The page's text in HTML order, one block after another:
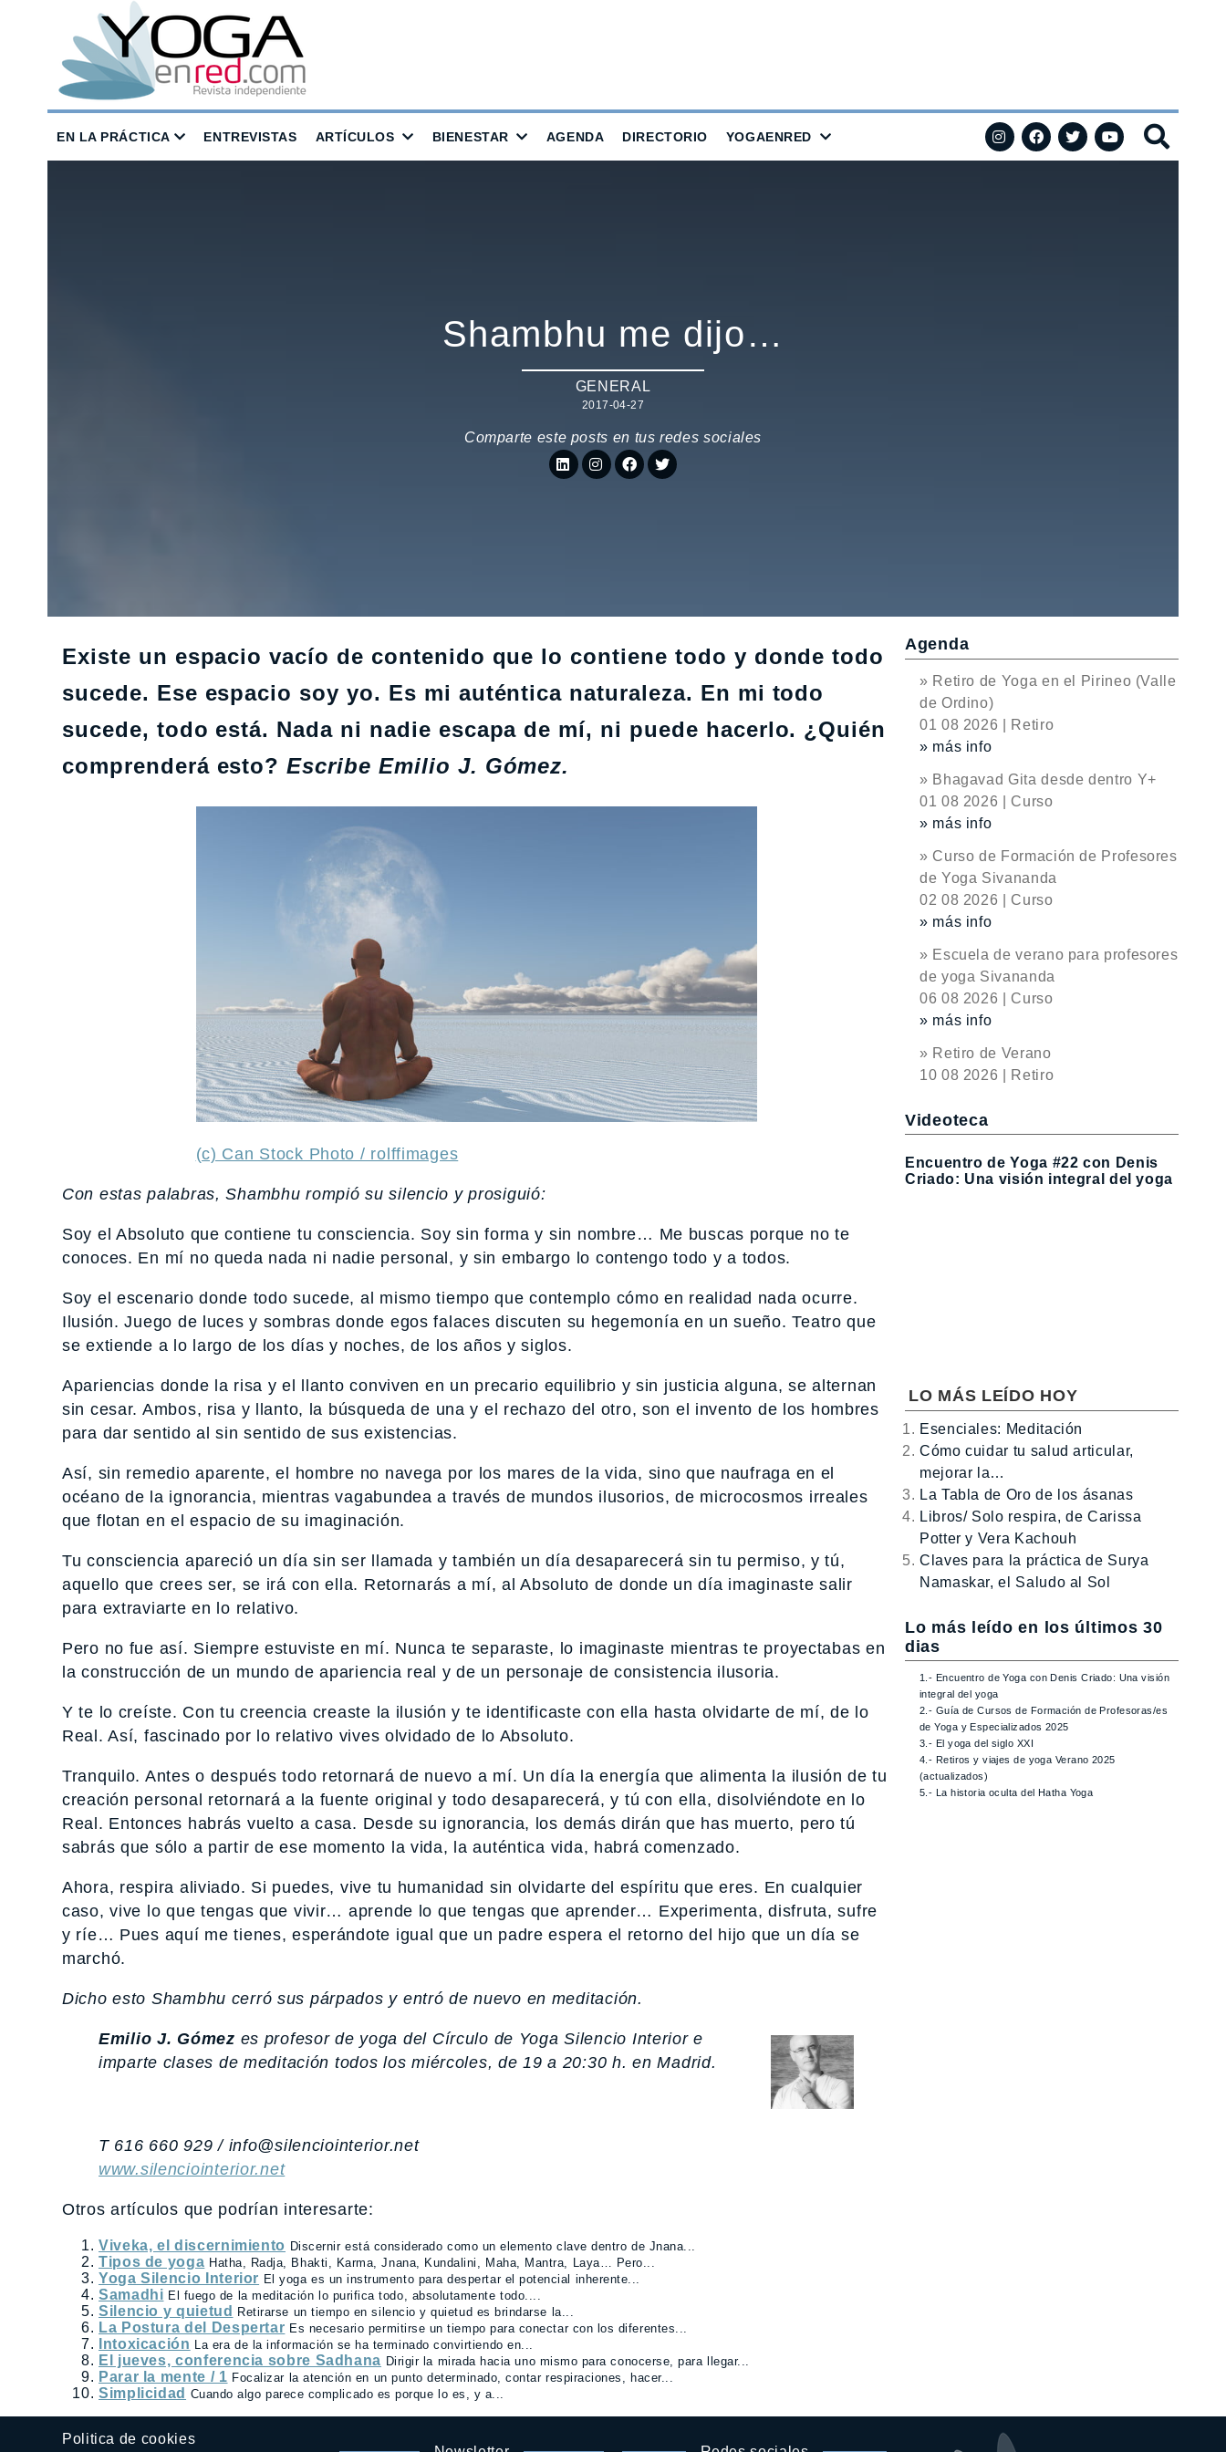
EN LA PRÁCTICA ENTREVISTAS ARTÍCULOS BIENESTAR AGENDA DIRECTORIO YOGAENRED
Shambhu me dijo…
GENERAL
2017-04-27
Comparte este posts en tus redes sociales
Existe un espacio vacío de contenido que lo contiene todo y donde todo
sucede. Ese espacio soy yo. Es mi auténtica naturaleza. En mi todo
sucede, todo está. Nada ni nadie escapa de mí, ni puede hacerlo. ¿Quién
comprenderá esto?Escribe Emilio J. Gómez.
(c) Can Stock Photo / rolffimages
Con estas palabras, Shambhu rompió su silencio y prosiguió:
Soy el Absoluto que contiene tu consciencia. Soy sin forma y sin nombre… Me buscas porque no te
conoces. En mí no queda nada ni nadie personal, y sin embargo lo contengo todo y a todos.
Soy el escenario donde todo sucede, al mismo tiempo que contemplo cómo en realidad nada ocurre.
Ilusión. Juego de luces y sombras donde egos falaces discuten su hegemonía en un sueño. Teatro que
se extiende a lo largo de los días y noches, de los años y siglos.
Apariencias donde la risa y el llanto conviven en un precario equilibrio y sin justicia alguna, se alternan
sin cesar. Ambos, risa y llanto, la búsqueda de una y el rechazo del otro, son el invento de los hombres
para dar sentido al sin sentido de sus existencias.
Así, sin remedio aparente, el hombre no navega por los mares de la vida, sino que naufraga en el
océano de la ignorancia, mientras vagabundea a través de mundos ilusorios, de microcosmos irreales
que flotan en el espacio de su imaginación.
Tu consciencia apareció un día sin ser llamada y también un día desaparecerá sin tu permiso, y tú,
aquello que crees ser, se irá con ella. Retornarás a mí, al Absoluto de donde un día imaginaste salir
para extraviarte en lo relativo.
Pero no fue así. Siempre estuviste en mí. Nunca te separaste, lo imaginaste mientras te proyectabas en
la construcción de un mundo de apariencia real y de un personaje de consistencia ilusoria.
Y te lo creíste. Con tu creencia creaste la ilusión y te identificaste con ella hasta olvidarte de mí, de lo
Real. Así, fascinado por lo relativo vives olvidado de lo Absoluto.
Tranquilo. Antes o después todo retornará de nuevo a mí. Un día la energía que alimenta la ilusión de tu
creación personal retornará a la fuente original y todo desaparecerá, y tú con ella, disolviéndote en lo
Real. Entonces habrás vuelto a casa. Desde su ignorancia, los demás dirán que has muerto, pero tú
sabrás que sólo a partir de ese momento la vida, la auténtica vida, habrá comenzado.
Ahora, respira aliviado. Si puedes, vive tu humanidad sin olvidarte del espíritu que eres. En cualquier
caso, vive lo que tengas que vivir… aprende lo que tengas que aprender… Experimenta, disfruta, sufre
y ríe… Pues aquí me tienes, esperándote igual que un padre espera el retorno del hijo que un día se
marchó.
Dicho esto Shambhu cerró sus párpados y entró de nuevo en meditación.
Emilio J. Gómez es profesor de yoga del Círculo de Yoga Silencio Interior e
imparte clases de meditación todos los miércoles, de 19 a 20:30 h. en Madrid.
T 616 660 929 / info@silenciointerior.net
www.silenciointerior.net
Otros artículos que podrían interesarte:
Viveka, el discernimiento Discernir está considerado como un elemento clave dentro de Jnana...
Tipos de yoga Hatha, Radja, Bhakti, Karma, Jnana, Kundalini, Maha, Mantra, Laya… Pero...
Yoga Silencio Interior El yoga es un instrumento para despertar el potencial inherente...
Samadhi El fuego de la meditación lo purifica todo, absolutamente todo....
Silencio y quietud Retirarse un tiempo en silencio y quietud es brindarse la...
La Postura del Despertar Es necesario permitirse un tiempo para conectar con los diferentes...
Intoxicación La era de la información se ha terminado convirtiendo en...
El jueves, conferencia sobre Sadhana Dirigir la mirada hacia uno mismo para conocerse, para llegar...
Parar la mente / 1 Focalizar la atención en un punto determinado, contar respiraciones, hacer...
Simplicidad Cuando algo parece complicado es porque lo es, y a...
Agenda
» Retiro de Yoga en el Pirineo (Valle
de Ordino)
01 08 2026 | Retiro
» más info
» Bhagavad Gita desde dentro Y+
01 08 2026 | Curso
» más info
» Curso de Formación de Profesores
de Yoga Sivananda
02 08 2026 | Curso
» más info
» Escuela de verano para profesores
de yoga Sivananda
06 08 2026 | Curso
» más info
» Retiro de Verano
10 08 2026 | Retiro
Videoteca
Encuentro de Yoga #22 con Denis
Criado: Una visión integral del yoga
LO MÁS LEÍDO HOY
Esenciales: Meditación
Cómo cuidar tu salud articular,
mejorar la…
La Tabla de Oro de los ásanas
Libros/ Solo respira, de Carissa
Potter y Vera Kachouh
Claves para la práctica de Surya
Namaskar, el Saludo al Sol
Lo más leído en los últimos 30
dias
1.- Encuentro de Yoga con Denis Criado: Una visión
integral del yoga
2.- Guía de Cursos de Formación de Profesoras/es
de Yoga y Especializados 2025
3.- El yoga del siglo XXI
4.- Retiros y viajes de yoga Verano 2025
(actualizados)
5.- La historia oculta del Hatha Yoga
Politica de cookies